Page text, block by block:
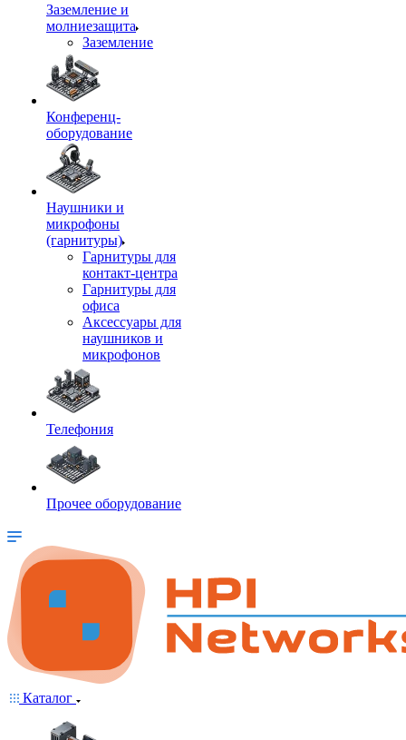
Заземление и
молниезащита
Заземление
Конференц-
оборудование
Наушники и
микрофоны
(гарнитуры)
Гарнитуры для
контакт-центра
Гарнитуры для
офиса
Аксессуары для
наушников и
микрофонов
Телефония
Прочее оборудование
Каталог